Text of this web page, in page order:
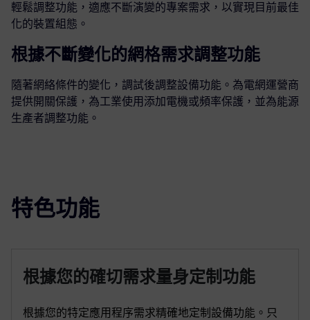
輕鬆調整功能，適應不斷演變的專案需求，以實現目前最佳
化的裝置組態。
根據不斷變化的網格需求調整功能
隨著網絡條件的變化，調試後調整設備功能。為電網運營商
提供開關保護，為工業使用添加電機或頻率保護，並為能源
生產者調整功能。
特色功能
根據您的確切需求量身定制功能
根據您的特定應用程序需求精確地定制設備功能。只